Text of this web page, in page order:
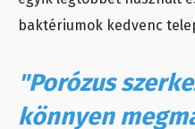
baktériumok kedvenc
"Porózus
könnyen